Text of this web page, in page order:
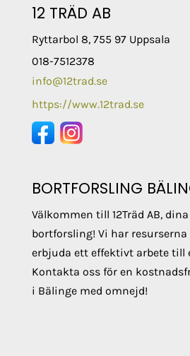
12 TRÄD AB
Ryttarbol 8, 755 97 Uppsala
018-7512378
info@12trad.se
https://www.12trad.se
BORTFORSLING
Välkommen till 12Träd AB,
bortforsling! Vi har
erbjuda ett effektivt arbete till
Kontakta oss för en
i Bälinge med omnejd!